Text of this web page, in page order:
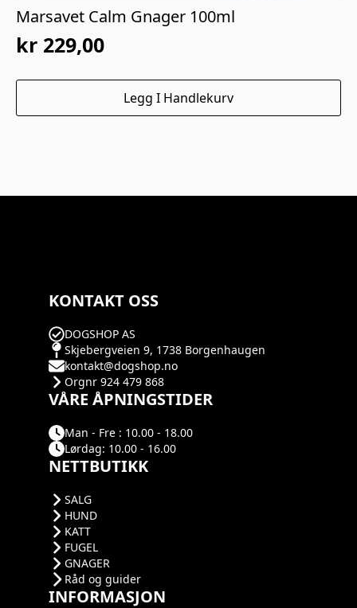
Marsavet Calm Gnager 100ml
kr 229,00
Legg I Handlekurv
KONTAKT OSS
DOGSHOP AS
Skjebergveien 9, 1738 Borgenhaugen
kontakt@dogshop.no
Orgnr 924 479 868
VÅRE ÅPNINGSTIDER
Man - Fre : 10.00 - 18.00
Lørdag: 10.00 - 16.00
NETTBUTIKK
SALG
HUND
KATT
FUGEL
GNAGER
Råd og guider
INFORMASJON